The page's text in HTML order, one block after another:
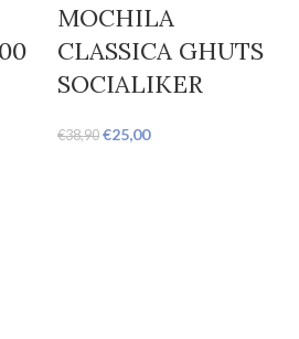
MOCHILA
CLASSICA GHUTS
SOCIALIKER
€38,90 €25,00